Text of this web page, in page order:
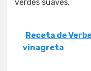
verdes suaves.
Receta de
vinagreta